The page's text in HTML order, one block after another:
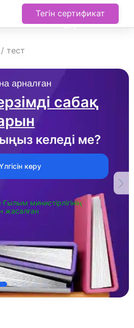
Тегін сертификат
алу
арналған
сабақ
келеді ме?
көру
министірлігінің
жасалған
/ тест